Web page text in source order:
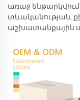
առաջ
տևականության,
աշխատանքային